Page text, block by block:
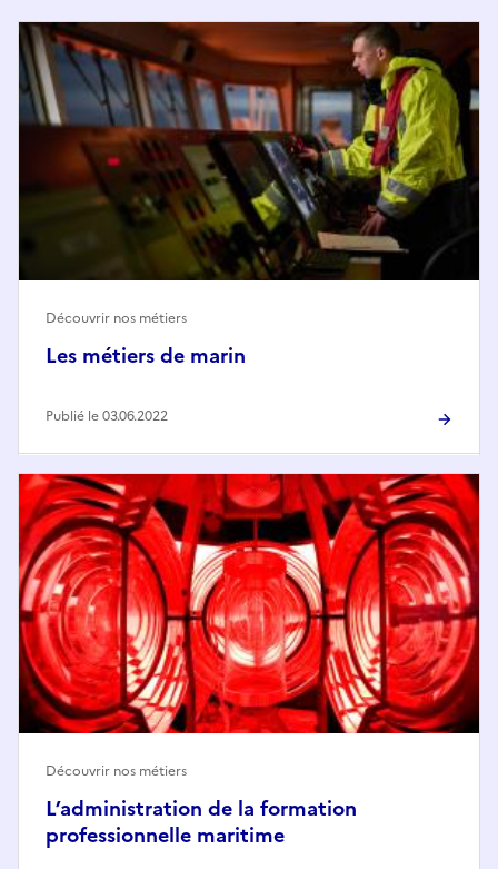
Les métiers de marin
Découvrir nos métiers
Publié le 03.06.2022
L’administration de la formation
professionnelle maritime
Découvrir nos métiers